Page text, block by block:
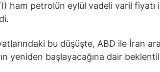
ham petrolün eylül vadeli varil fiyatı
bu düşüşte, ABD ile İran
yeniden başlayacağına dair